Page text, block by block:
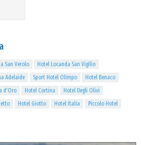
San Verolo
Hotel Locanda San Vigilio
Adelaide Sport Hotel Olimpo
Hotel Benaco
d'Oro Hotel Cortina
Hotel Degli Olivi
Hotel Giotto Hotel Italia Piccolo Hotel